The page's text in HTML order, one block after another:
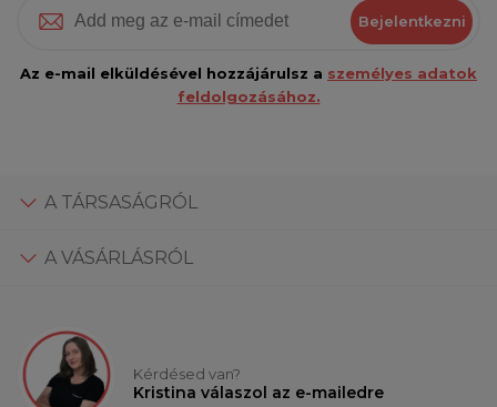
Bejelentkezni
Az e-mail elküldésével hozzájárulsz a személyes adatok
feldolgozásához.
A TÁRSASÁGRÓL
A VÁSÁRLÁSRÓL
Kérdésed van?
Kristina válaszol az e-mailedre